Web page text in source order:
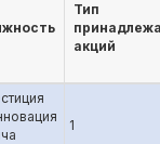
Тип
акций
1